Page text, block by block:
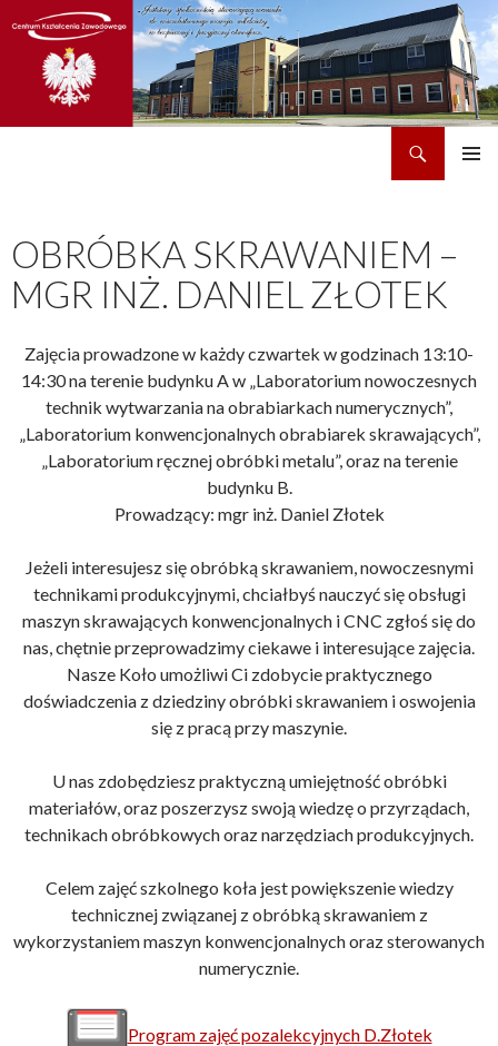
OBRÓBKA SKRAWANIEM –
MGR INŻ. DANIEL ZŁOTEK
Zajęcia prowadzone w każdy czwartek w godzinach 13:10-
14:30 na terenie budynku A w „Laboratorium nowoczesnych
technik wytwarzania na obrabiarkach numerycznych”,
„Laboratorium konwencjonalnych obrabiarek skrawających”,
„Laboratorium ręcznej obróbki metalu”, oraz na terenie
budynku B.
Prowadzący: mgr inż. Daniel Złotek
Jeżeli interesujesz się obróbką skrawaniem, nowoczesnymi
technikami produkcyjnymi, chciałbyś nauczyć się obsługi
maszyn skrawających konwencjonalnych i CNC zgłoś się do
nas, chętnie przeprowadzimy ciekawe i interesujące zajęcia.
Nasze Koło umożliwi Ci zdobycie praktycznego
doświadczenia z dziedziny obróbki skrawaniem i oswojenia
się z pracą przy maszynie.
U nas zdobędziesz praktyczną umiejętność obróbki
materiałów, oraz poszerzysz swoją wiedzę o przyrządach,
technikach obróbkowych oraz narzędziach produkcyjnych.
Celem zajęć szkolnego koła jest powiększenie wiedzy
technicznej związanej z obróbką skrawaniem z
wykorzystaniem maszyn konwencjonalnych oraz sterowanych
numerycznie.
Program zajęć pozalekcyjnych D.Złotek